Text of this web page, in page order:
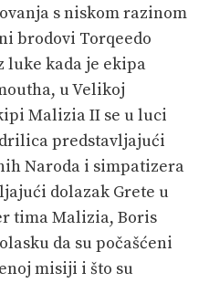
s niskom razinom
brodovi Torqeedo
luke kada je ekipa
u Velikoj
Malizia II se u luci
predstavljajući
Naroda i simpatizera
dolazak Grete u
tima Malizia, Boris
da su počašćeni
misiji i što su